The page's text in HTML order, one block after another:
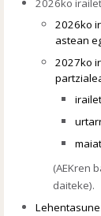
2026ko
2026ko
astean
2027ko
partzial
(AEKren
daiteke).